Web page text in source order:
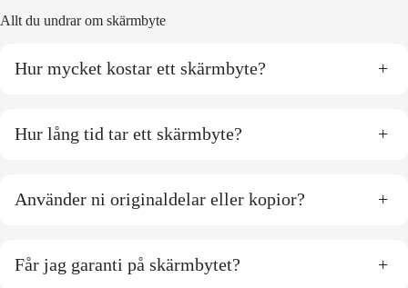
Allt du undrar om skärmbyte
Hur mycket kostar ett skärmbyte? +
Hur lång tid tar ett skärmbyte? +
Använder ni originaldelar eller kopior? +
Får jag garanti på skärmbytet? +